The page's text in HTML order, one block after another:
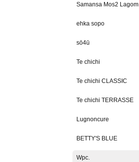
Samansa Mos2 Lagom
ehka sopo
sō4ū
Te chichi
Te chichi CLASSIC
Te chichi TERRASSE
Lugnoncure
BETTY'S BLUE
Wpc.